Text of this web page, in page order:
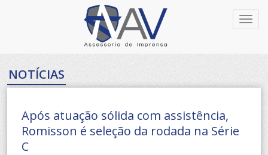
NOTÍCIAS
Após atuação sólida com assistência,
Romisson é seleção da rodada na Série
C